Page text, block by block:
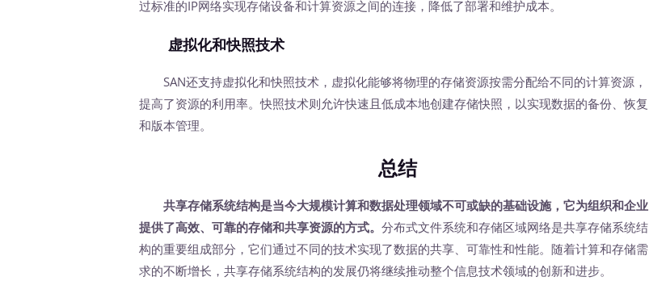
过标准的IP网络实现存储设备和计算资源之间的连接，降低了部署和维护成本。
虚拟化和快照技术
SAN还支持虚拟化和快照技术，虚拟化能够将物理的存储资源按需分配给不同的计算资源，
提高了资源的利用率。快照技术则允许快速且低成本地创建存储快照，以实现数据的备份、恢复
和版本管理。
总结
共享存储系统结构是当今大规模计算和数据处理领域不可或缺的基础设施，它为组织和企业
提供了高效、可靠的存储和共享资源的方式。分布式文件系统和存储区域网络是共享存储系统结
构的重要组成部分，它们通过不同的技术实现了数据的共享、可靠性和性能。随着计算和存储需
求的不断增长，共享存储系统结构的发展仍将继续推动整个信息技术领域的创新和进步。